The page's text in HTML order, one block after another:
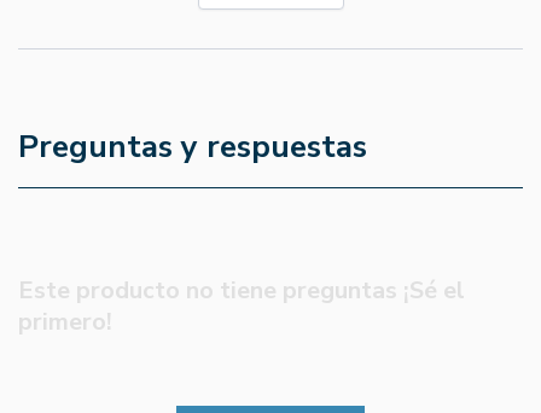
Preguntas y respuestas
Este producto no tiene preguntas ¡Sé el
primero!